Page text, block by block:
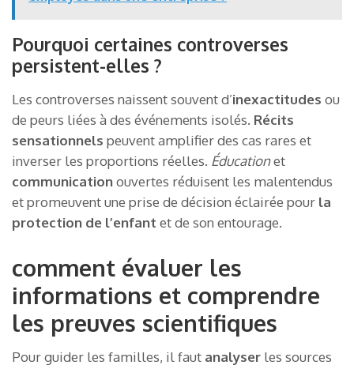
Pourquoi certaines controverses
persistent-elles ?
Les controverses naissent souvent d’inexactitudes ou
de peurs liées à des événements isolés. Récits
sensationnels peuvent amplifier des cas rares et
inverser les proportions réelles. Éducationet
communicationouvertes réduisent les malentendus
et promeuvent une prise de décision éclairée pour la
protection de l’enfant et de son entourage.
comment évaluer les
informations et comprendre
les preuves scientifiques
Pour guider les familles, il faut analyser les sources